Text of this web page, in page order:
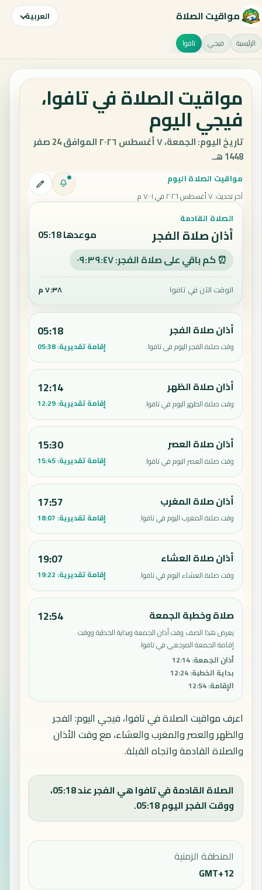
مواقيت الصلاة العربية
الرئيسية فيجي تافوا
مواقيت الصلاة في تافوا،
فيجي اليوم
تاريخ اليوم: الجمعة، ٧ أغسطس ٢٠٢٦ الموافق 24 صفر
1448 هـ.
مواقيت الصلاة اليوم
آخر تحديث:٧ أغسطس ٢٠٢٦ في ٧:٠١ م
الصلاة القادمة
أذان صلاة الفجر موعدها 05:18
⏰ كم باقي على صلاة الفجر: ٠٩:٣٩:٤٧
الوقت الآن في تافوا ٧:٣٨ م
أذان صلاة الفجر
وقت صلاة الفجر اليوم في تافوا.
05:18
إقامة تقديرية:05:38
أذان صلاة الظهر
وقت صلاة الظهر اليوم في تافوا.
12:14
إقامة تقديرية:12:29
أذان صلاة العصر
وقت صلاة العصر اليوم في تافوا.
15:30
إقامة تقديرية:15:45
أذان صلاة المغرب
وقت صلاة المغرب اليوم في تافوا.
17:57
إقامة تقديرية: 18:07
أذان صلاة العشاء
وقت صلاة العشاء اليوم في تافوا.
19:07
إقامة تقديرية: 19:22
صلاة وخطبة الجمعة
يعرض هذا الصف وقت أذان الجمعة وبداية الخطبة ووقت
إقامة الجمعة المرجعي في تافوا.
أذان الجمعة:
12:14
بداية الخطبة:
12:24
الإقامة:
12:54
12:54
اعرف مواقيت الصلاة في تافوا، فيجي اليوم: الفجر
والظهر والعصر والمغرب والعشاء، مع وقت الأذان
والصلاة القادمة واتجاه القبلة.
الصلاة القادمة في تافوا هي الفجر عند 05:18،
ووقت الفجر اليوم 05:18.
المنطقة الزمنية
GMT+12